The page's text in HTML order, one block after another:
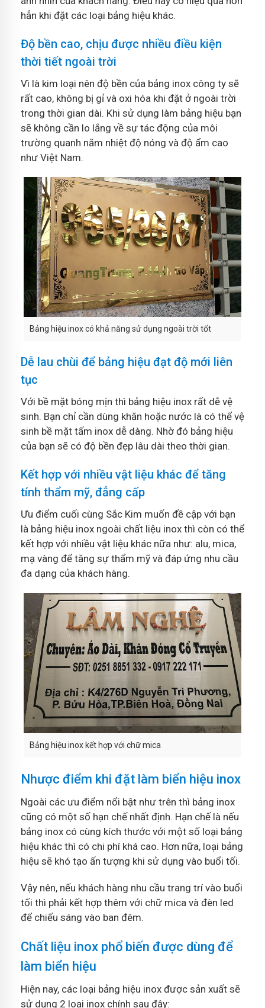
hẳn khi đặt các loại bảng hiệu khác.
Độ bền cao, chịu được nhiều điều kiện
thời tiết ngoài trời
Vì là kim loại nên độ bền của bảng inox công ty sẽ
rất cao, không bị gỉ và oxi hóa khi đặt ở ngoài trời
trong thời gian dài. Khi sử dụng làm bảng hiệu bạn
sẽ không cần lo lắng về sự tác động của môi
trường quanh năm nhiệt độ nóng và độ ẩm cao
như Việt Nam.
Bảng hiệu inox có khả năng sử dụng ngoài trời tốt
Dễ lau chùi để bảng hiệu đạt độ mới liên
tục
Với bề mặt bóng mịn thì bảng hiệu inox rất dễ vệ
sinh. Bạn chỉ cần dùng khăn hoặc nước là có thể vệ
sinh bề mặt tấm inox dễ dàng. Nhờ đó bảng hiệu
của bạn sẽ có độ bền đẹp lâu dài theo thời gian.
Kết hợp với nhiều vật liệu khác để tăng
tính thẩm mỹ, đẳng cấp
Ưu điểm cuối cùng Sắc Kim muốn đề cập với bạn
là bảng hiệu inox ngoài chất liệu inox thì còn có thể
kết hợp với nhiều vật liệu khác nữa như: alu, mica,
mạ vàng để tăng sự thẩm mỹ và đáp ứng nhu cầu
đa dạng của khách hàng.
Bảng hiệu inox kết hợp với chữ mica
Nhược điểm khi đặt làm biển hiệu inox
Ngoài các ưu điểm nổi bật như trên thì bảng inox
cũng có một số hạn chế nhất định. Hạn chế là nếu
bảng inox có cùng kích thước với một số loại bảng
hiệu khác thì có chi phí khá cao. Hơn nữa, loại bảng
hiệu sẽ khó tạo ấn tượng khi sử dụng vào buổi tối.
Vậy nên, nếu khách hàng nhu cầu trang trí vào buổi
tối thì phải kết hợp thêm với chữ mica và đèn led
để chiếu sáng vào ban đêm.
Chất liệu inox phổ biến được dùng để
làm biển hiệu
Hiện nay, các loại bảng hiệu inox được sản xuất sẽ
sử dụng 2 loại inox chính sau đây: